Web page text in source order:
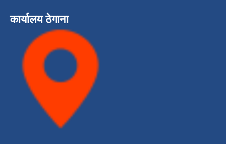
कार्यालय ठेगाना